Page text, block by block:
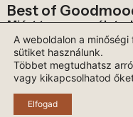
Best of
Miért te vagy az
hogyan válts main
A gyógyító méz és
Testi-lelki
A weboldalon a
sütiket használunk.
Többet megtudhatsz
vagy kikapcsolhatod
Elfogad